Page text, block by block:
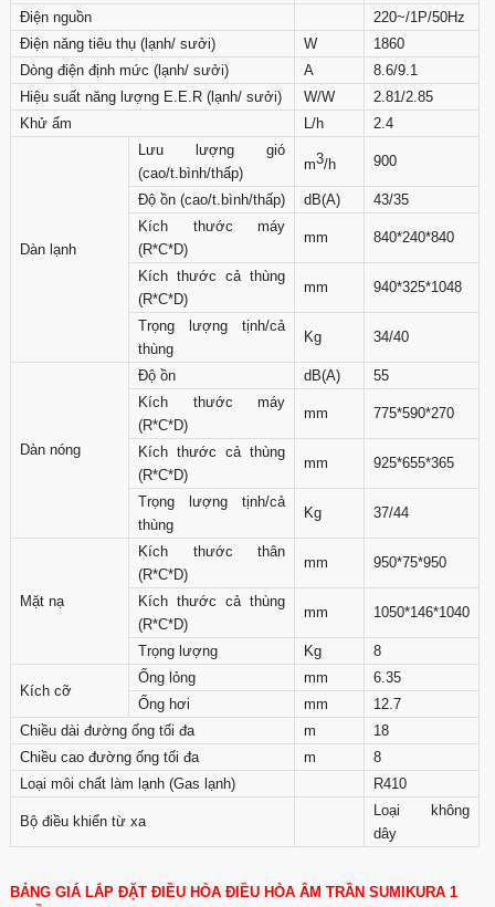
Điện nguồn
220~/1P/50Hz
Điện năng tiêu thụ (lạnh/ sưởi)
W
1860
Dòng điện định mức (lạnh/ sưởi)
A
8.6/9.1
Hiệu suất năng lượng E.E.R (lạnh/ sưởi)
W/W
2.81/2.85
Khử ẩm
L/h 2.4
Dàn lạnh
Lưu lượng gió
(cao/t.bình/thấp)
m3/h 900
Độ ồn (cao/t.bình/thấp) dB(A)
43/35
Kích thước máy
(R*C*D)
mm 840*240*840
Kích thước cả thùng
(R*C*D)
mm 940*325*1048
Trọng lượng tịnh/cả
thùng
Kg 34/40
Dàn nóng
Độ ồn dB(A)
55
Kích thước máy
(R*C*D)
mm 775*590*270
Kích thước cả thùng
(R*C*D)
mm 925*655*365
Trọng lượng tịnh/cả
thùng
Kg 37/44
Mặt nạ
Kích thước thân
(R*C*D)
mm 950*75*950
Kích thước cả thùng
(R*C*D)
mm 1050*146*1040
Trọng lượng Kg 8
Kích cỡ
Ống lỏng mm
6.35
Ống hơi
mm
12.7
Chiều dài đường ống tối đa
m
18
Chiều cao đường ống tối đa
m
8
Loại môi chất làm lạnh (Gas lạnh)
R410
Bộ điều khiển từ xa
Loại không
dây
BẢNG GIÁ LẮP ĐẶT ĐIỀU HÒA ĐIỀU HÒA ÂM TRẦN SUMIKURA 1